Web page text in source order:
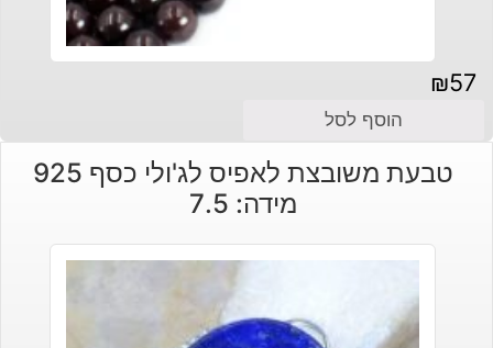
₪57
הוסף לסל
טבעת משובצת לאפיס לג'ולי כסף 925
מידה: 7.5